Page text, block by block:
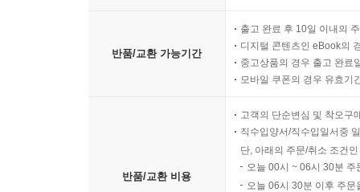
반품/교환 가능기간
출고 완료 후 10일 이내의
디지털 콘텐츠인 eBook의
중고상품의 경우 출고 완료
모바일 쿠폰의 경우 유효기
반품/교환 비용
고객의 단순변심 및 착오구
직수입양서/직수입일서중
단, 아래의 주문/취소 조건
오늘 00시 ~ 06시 30분
오늘 06시 30분 이후 주